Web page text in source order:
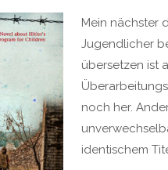
Mein nächster
Jugendlicher
übersetzen ist
noch her.
identischem